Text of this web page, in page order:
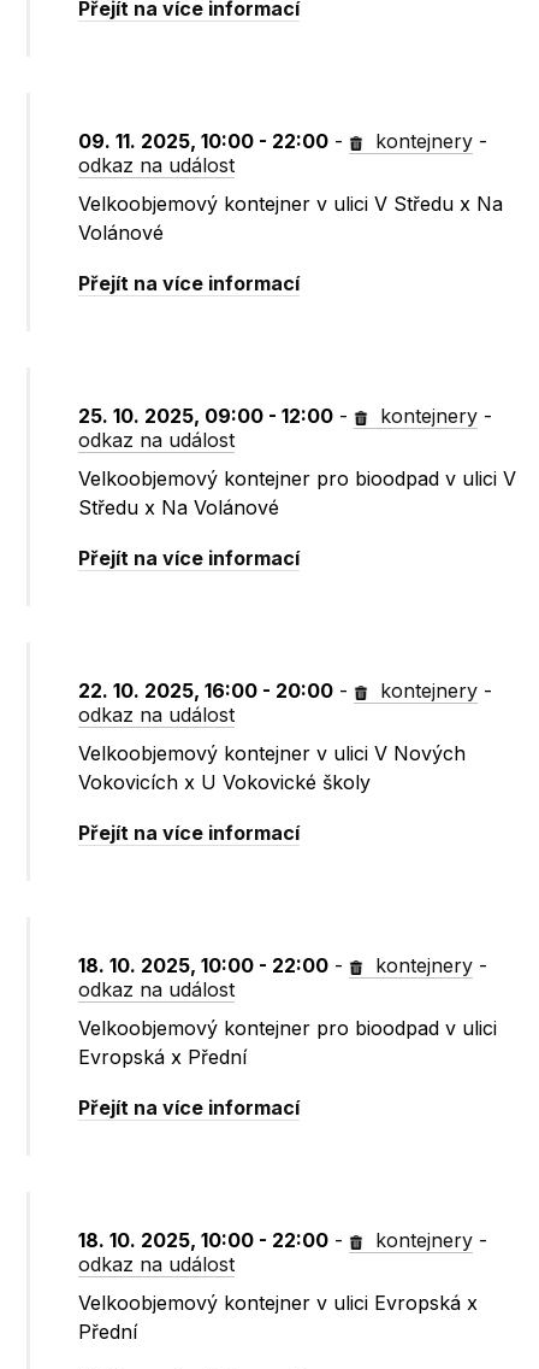
Přejít na více informací
09. 11. 2025, 10:00 - 22:00 - kontejnery -
odkaz na událost
Velkoobjemový kontejner v ulici V Středu x Na
Volánové
Přejít na více informací
25. 10. 2025, 09:00 - 12:00 - kontejnery -
odkaz na událost
Velkoobjemový kontejner pro bioodpad v ulici V
Středu x Na Volánové
Přejít na více informací
22. 10. 2025, 16:00 - 20:00 - kontejnery -
odkaz na událost
Velkoobjemový kontejner v ulici V Nových
Vokovicích x U Vokovické školy
Přejít na více informací
18. 10. 2025, 10:00 - 22:00 - kontejnery -
odkaz na událost
Velkoobjemový kontejner pro bioodpad v ulici
Evropská x Přední
Přejít na více informací
18. 10. 2025, 10:00 - 22:00 - kontejnery -
odkaz na událost
Velkoobjemový kontejner v ulici Evropská x
Přední